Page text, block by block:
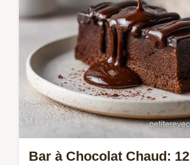
Bar à Chocolat Chaud: 12